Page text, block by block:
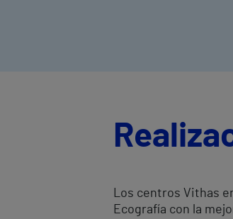
Los centros Vithas
Ecografía con la